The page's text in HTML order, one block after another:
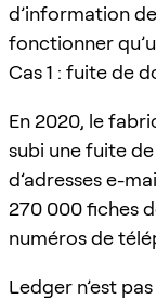
d’information
fonctionner
Cas 1 : fuite de
En 2020, le
subi une fuite de
d’adresses e-
270 000 fiches
numéros de
Ledger n’est